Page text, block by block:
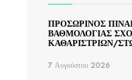
ΠΡΟΣΩΡΙΝΟΣ
ΒΑΘΜΟΛΟΓΙΑΣ
ΚΑΘΑΡΙΣΤΡΙΩΝ/
7 Αυγούστου 2026